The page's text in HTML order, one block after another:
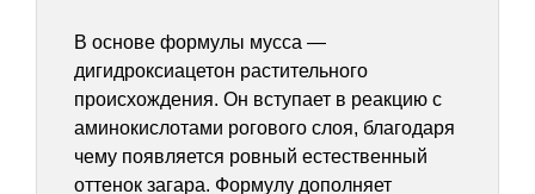
В основе формулы мусса —
дигидроксиацетон растительного
происхождения. Он вступает в реакцию с
аминокислотами рогового слоя, благодаря
чему появляется ровный естественный
оттенок загара. Формулу дополняет